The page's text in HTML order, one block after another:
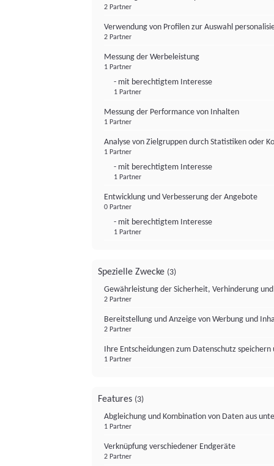
2 Partner
Verwendung von Profilen zur Auswahl
2 Partner
Messung der Werbeleistung
1 Partner
- mit berechtigtem Interesse
1 Partner
Messung der Performance von Inhalten
1 Partner
Analyse von Zielgruppen durch Statistiken oder
1 Partner
- mit berechtigtem Interesse
1 Partner
Entwicklung und Verbesserung der Angebote
0 Partner
- mit berechtigtem Interesse
1 Partner
Spezielle Zwecke (3)
Gewährleistung der Sicherheit, Verhinderung
2 Partner
Bereitstellung und Anzeige von Werbung und
2 Partner
Ihre Entscheidungen zum Datenschutz
1 Partner
Features (3)
Abgleichung und Kombination von Daten aus
1 Partner
Verknüpfung verschiedener Endgeräte
2 Partner